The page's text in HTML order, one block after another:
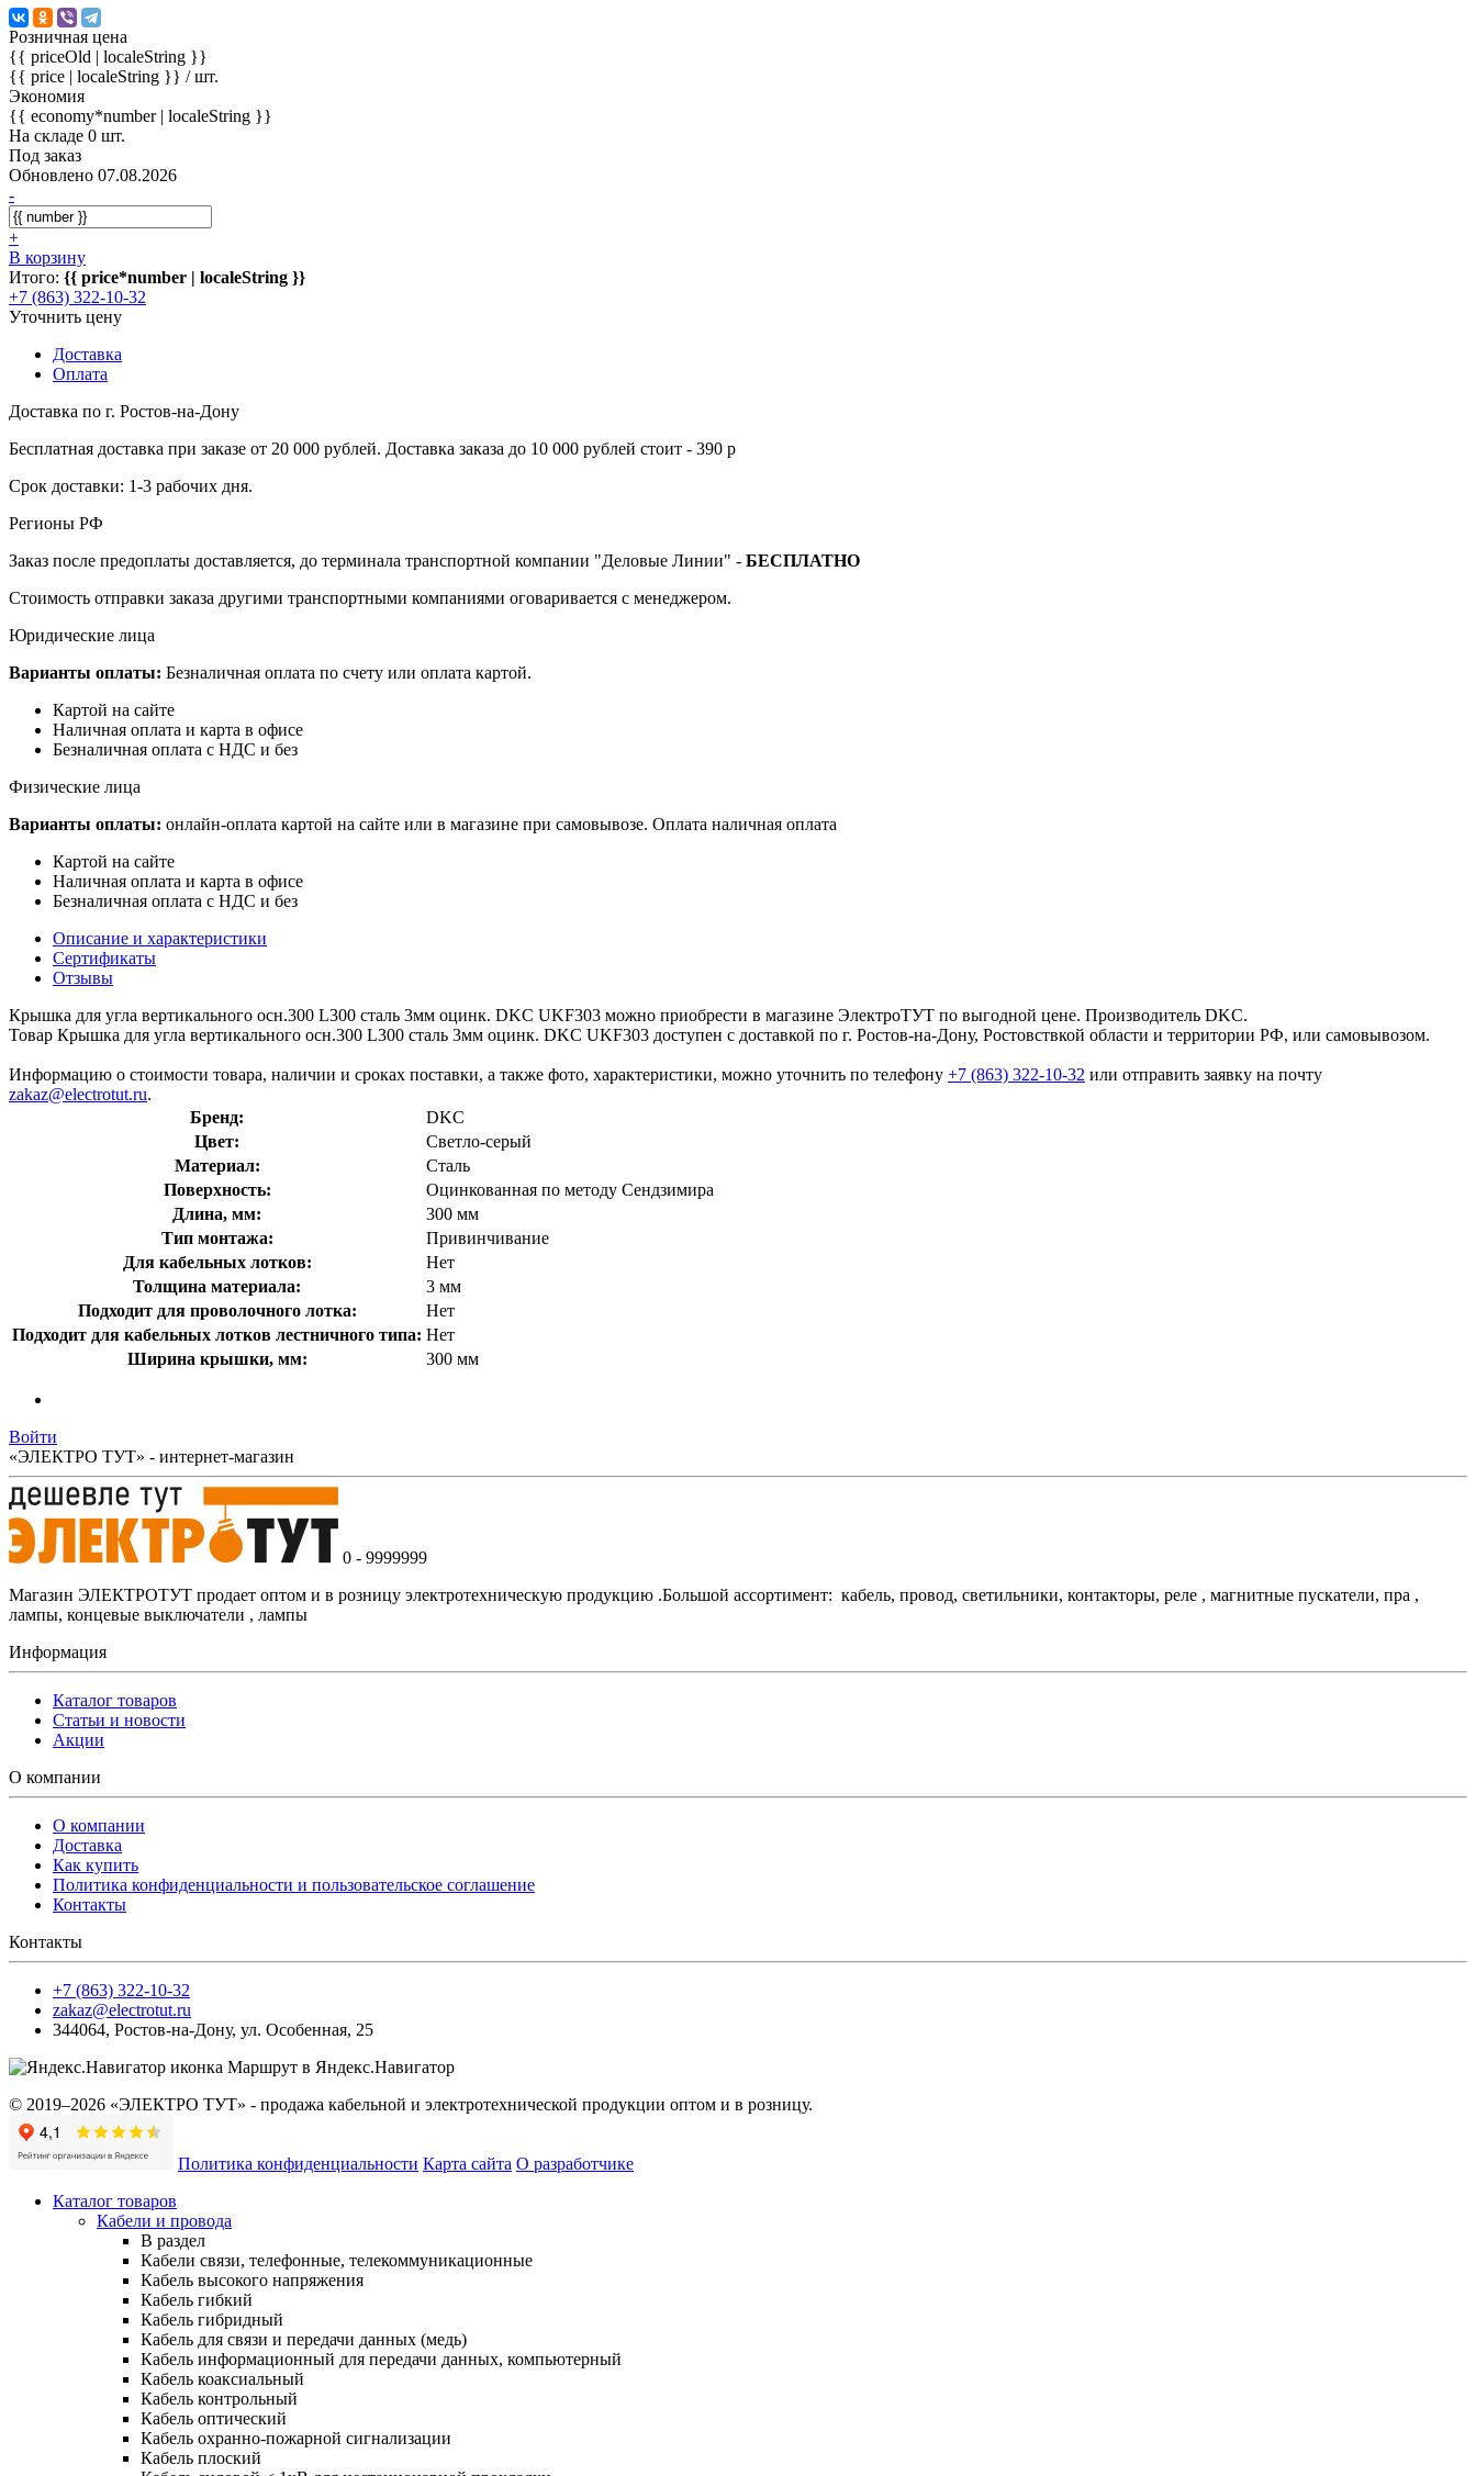
Розничная цена
{{ priceOld | localeString }}
{{ price | localeString }} / шт.
Экономия
{{ economy*number | localeString }}
На складе 0 шт.
Под заказ
Обновлено 07.08.2026
-
+
В корзину
Итого: {{ price*number | localeString }}
+7 (863) 322-10-32
Уточнить цену
Доставка
Оплата
Доставка по г. Ростов-на-Дону
Бесплатная доставка при заказе от 20 000 рублей. Доставка заказа до 10 000 рублей стоит - 390 р
Срок доставки: 1-3 рабочих дня.
Регионы РФ
Заказ после предоплаты доставляется, до терминала транспортной компании "Деловые Линии" - БЕСПЛАТНО
Стоимость отправки заказа другими транспортными компаниями оговаривается с менеджером.
Юридические лица
Варианты оплаты: Безналичная оплата по счету или оплата картой.
Картой на сайте
Наличная оплата и карта в офисе
Безналичная оплата с НДС и без
Физические лица
Варианты оплаты: онлайн-оплата картой на сайте или в магазине при самовывозе. Оплата наличная оплата
Картой на сайте
Наличная оплата и карта в офисе
Безналичная оплата с НДС и без
Описание и характеристики
Сертификаты
Отзывы
Крышка для угла вертикального осн.300 L300 сталь 3мм оцинк. DKC UKF303 можно приобрести в магазине ЭлектроТУТ по выгодной цене. Производитель DKC.
Товар Крышка для угла вертикального осн.300 L300 сталь 3мм оцинк. DKC UKF303 доступен с доставкой по г. Ростов-на-Дону, Ростовствкой области и территории РФ, или самовывозом.
Информацию о стоимости товара, наличии и сроках поставки, а также фото, характеристики, можно уточнить по телефону +7 (863) 322-10-32 или отправить заявку на почту
zakaz@electrotut.ru.
Бренд:
DKC
Цвет:
Светло-серый
Материал:
Сталь
Поверхность:
Оцинкованная по методу Сендзимира
Длина, мм:
300 мм
Тип монтажа:
Привинчивание
Для кабельных лотков:
Нет
Толщина материала:
3 мм
Подходит для проволочного лотка:
Нет
Подходит для кабельных лотков лестничного типа: Нет
Ширина крышки, мм:
300 мм
Войти
«ЭЛЕКТРО ТУТ» - интернет-магазин
0 - 9999999
Магазин ЭЛЕКТРОТУТ продает оптом и в розницу электротехническую продукцию .Большой ассортимент: кабель, провод, светильники, контакторы, реле , магнитные пускатели, пра ,
лампы, концевые выключатели , лампы
Информация
Каталог товаров
Статьи и новости
Акции
О компании
О компании
Доставка
Как купить
Политика конфиденциальности и пользовательское соглашение
Контакты
Контакты
+7 (863) 322-10-32
zakaz@electrotut.ru
344064, Ростов-на-Дону, ул. Особенная, 25
Маршрут в Яндекс.Навигатор
© 2019–2026 «ЭЛЕКТРО ТУТ» - продажа кабельной и электротехнической продукции оптом и в розницу.
Политика конфиденциальности Карта сайта О разработчике
Каталог товаров
Кабели и провода
В раздел
Кабели связи, телефонные, телекоммуникационные
Кабель высокого напряжения
Кабель гибкий
Кабель гибридный
Кабель для связи и передачи данных (медь)
Кабель информационный для передачи данных, компьютерный
Кабель коаксиальный
Кабель контрольный
Кабель оптический
Кабель охранно-пожарной сигнализации
Кабель плоский